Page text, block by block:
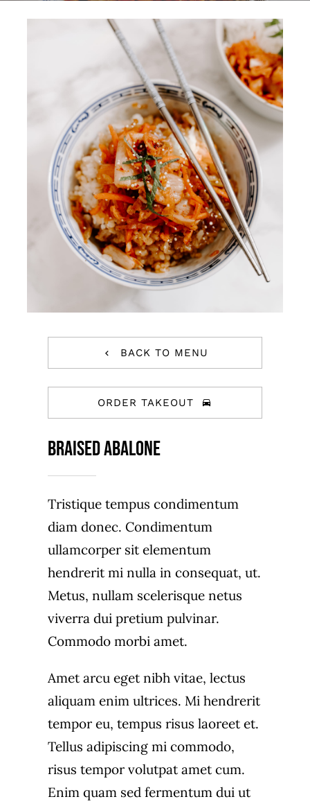
BACK TO MENU
ORDER TAKEOUT
Braised Abalone
Tristique tempus condimentum
diam donec. Condimentum
ullamcorper sit elementum
hendrerit mi nulla in consequat, ut.
Metus, nullam scelerisque netus
viverra dui pretium pulvinar.
Commodo morbi amet.
Amet arcu eget nibh vitae, lectus
aliquam enim ultrices. Mi hendrerit
tempor eu, tempus risus laoreet et.
Tellus adipiscing mi commodo,
risus tempor volutpat amet cum.
Enim quam sed fermentum dui ut